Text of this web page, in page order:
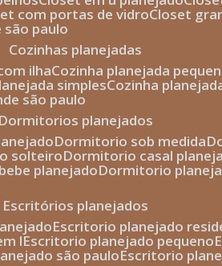
com portas de vidro closet
são paulo
cozinhas planejadas
ilha cozinha planejada
simples cozinha
são paulo
dormitorios planejados
dormitorio sob medida
solteiro dormitorio casal
planejado dormitorio
escritórios planejados
escritorio planejado
l escritorio planejado pequeno
são paulo escritorio